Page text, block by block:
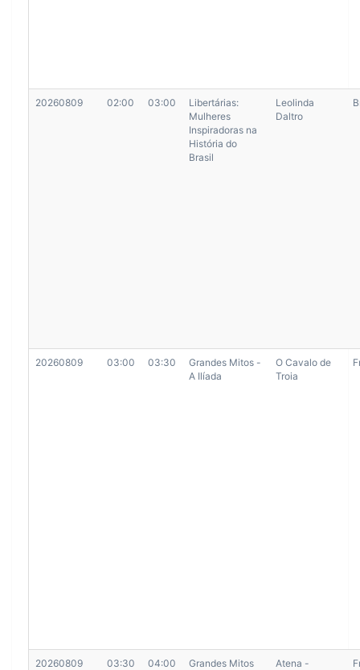
20260809 02:00 03:00
Libertárias:
Mulheres
Inspiradoras na
História do
Brasil
Leolinda
Daltro
20260809 03:00 03:30
Grandes Mitos -
A Ilíada
O Cavalo de
Troia
20260809 03:30 04:00
Grandes Mitos
Atena -